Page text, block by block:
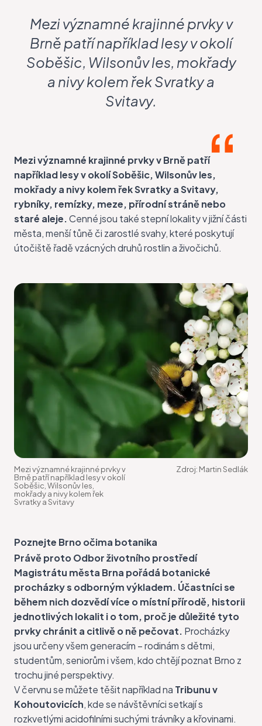
Mezi významné krajinné prvky v
Brně patří například lesy v okolí
Soběšic, Wilsonův les, mokřady
a nivy kolem řek Svratky a
Svitavy.
Mezi významné krajinné prvky v Brně patří
například lesy v okolí Soběšic, Wilsonův les,
mokřady a nivy kolem řek Svratky a Svitavy,
rybníky, remízky, meze, přírodní stráně nebo
staré aleje.Cenné jsou také stepní lokality v jižní části
města, menší tůně či zarostlé svahy, které poskytují
útočiště řadě vzácných druhů rostlin a živočichů.
Mezi významné krajinné prvky v
Brně patří například lesy v okolí
Soběšic, Wilsonův les,
mokřady a nivy kolem řek
Svratky a Svitavy
Zdroj: Martin Sedlák
Poznejte Brno očima botanika
Právě protoOdbor životního prostředí
Magistrátu města Brna pořádá botanické
procházky s odborným výkladem. Účastníci se
během nich dozvědí více o místní přírodě, historii
jednotlivých lokalit i o tom, proč je důležité tyto
prvky chránit a citlivě o ně pečovat. Procházky
jsou určeny všem generacím – rodinám s dětmi,
studentům, seniorům i všem, kdo chtějí poznat Brno z
trochu jiné perspektivy.
V červnu se můžete těšit například na Tribunu v
Kohoutovicích, kde se návštěvníci setkají s
rozkvetlými acidofilními suchými trávníky a křovinami.